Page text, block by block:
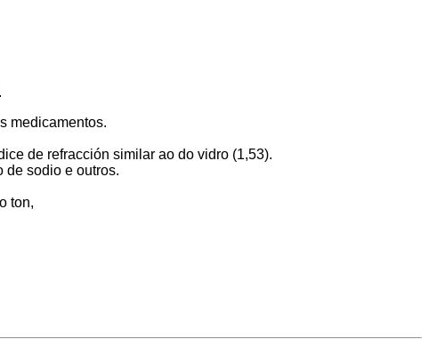
medicamentos.
de refracción similar ao do vidro (1,53).
de sodio e outros.
ton,